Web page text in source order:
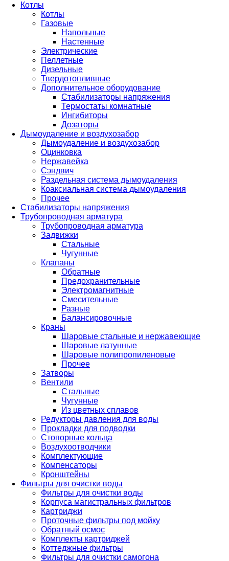
Котлы
Котлы
Газовые
Напольные
Настенные
Электрические
Пеллетные
Дизельные
Твердотопливные
Дополнительное оборудование
Стабилизаторы напряжения
Термостаты комнатные
Ингибиторы
Дозаторы
Дымоудаление и воздухозабор
Дымоудаление и воздухозабор
Оцинковка
Нержавейка
Сэндвич
Раздельная система дымоудаления
Коаксиальная система дымоудаления
Прочее
Стабилизаторы напряжения
Трубопроводная арматура
Трубопроводная арматура
Задвижки
Стальные
Чугунные
Клапаны
Обратные
Предохранительные
Электромагнитные
Смесительные
Разные
Балансировочные
Краны
Шаровые стальные и нержавеющие
Шаровые латунные
Шаровые полипропиленовые
Прочее
Затворы
Вентили
Стальные
Чугунные
Из цветных сплавов
Редукторы давления для воды
Прокладки для подводки
Стопорные кольца
Воздухоотводчики
Комплектующие
Компенсаторы
Кронштейны
Фильтры для очистки воды
Фильтры для очистки воды
Корпуса магистральных фильтров
Картриджи
Проточные фильтры под мойку
Обратный осмос
Комплекты картриджей
Коттеджные фильтры
Фильтры для очистки самогона